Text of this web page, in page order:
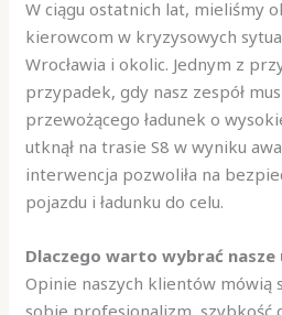
W ciągu ostatnich lat, mieliśmy
kierowcom w kryzysowych
Wrocławia i okolic. Jednym z
przypadek, gdy nasz zespół
przewożącego ładunek o
utknął na trasie S8 w wyniku
interwencja pozwoliła na
pojazdu i ładunku do celu.
Dlaczego warto wybrać nasze
Opinie naszych klientów mówią
sobie profesjonalizm, szybkość